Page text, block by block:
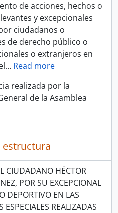
de acciones, hechos o
y excepcionales
ciudadanos o
de derecho público o
o extranjeros en
… Read more
realizada por la
de la Asamblea
estructura
CIUDADANO HÉCTOR
POR SU EXCEPCIONAL
DEPORTIVO EN LAS
ESPECIALES REALIZADAS